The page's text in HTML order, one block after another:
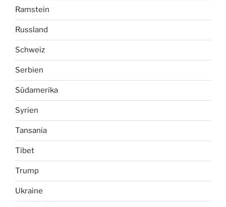
Ramstein
Russland
Schweiz
Serbien
Südamerika
Syrien
Tansania
Tibet
Trump
Ukraine